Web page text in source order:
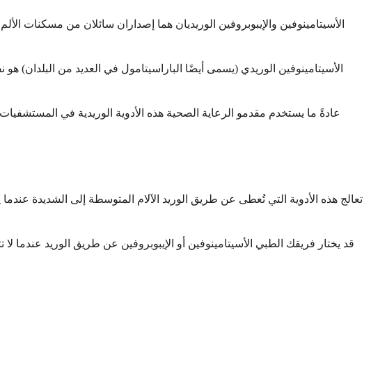
الأسيتامينوفين والإيبوبروفين الوريديان هما إصداران سائلان من
الأسيتامينوفين الوريدي (يسمى أيضًا الباراسيتامول في العديد من البلدان)
عادةً ما يستخدم مقدمو الرعاية الصحية هذه الأدوية الوريدية في
تعالج هذه الأدوية التي تُعطى عن طريق الوريد الآلام المتوسطة إلى الشديدة
قد يختار فريقك الطبي الأسيتامينوفين أو الإيبوبروفين عن طريق الوريد